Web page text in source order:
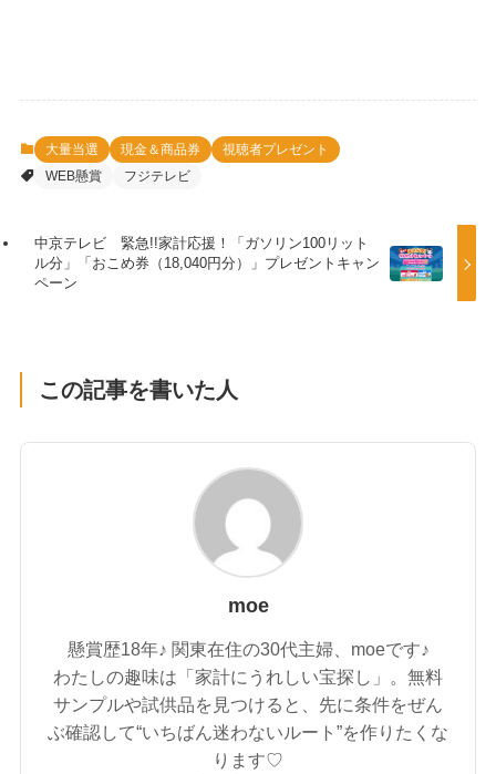
大量当選 現金＆商品券
視聴者プレゼント
WEB懸賞
フジテレビ
中京テレビ 緊急!!家計応援！「ガソリン100リット
ル分」「おこめ券（18,040円分）」プレゼントキャン
ペーン
この記事を書いた人
moe
懸賞歴18年♪ 関東在住の30代主婦、moeです♪
わたしの趣味は「家計にうれしい宝探し」。無料
サンプルや試供品を見つけると、先に条件をぜん
ぶ確認して“いちばん迷わないルート”を作りたくな
ります♡